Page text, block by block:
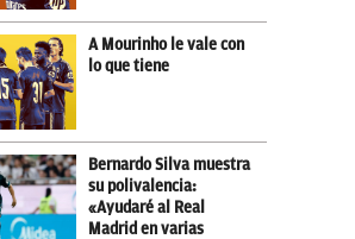
A Mourinho le vale con
lo que tiene
Bernardo Silva muestra
su polivalencia:
«Ayudaré al Real
Madrid en varias